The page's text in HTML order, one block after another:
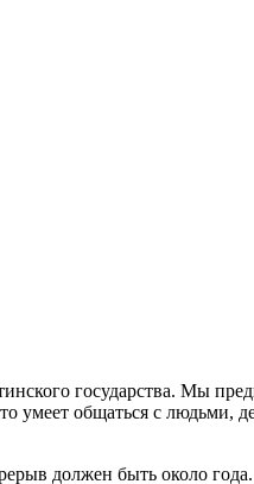
государства. Мы
общаться с людьми,
должен быть около